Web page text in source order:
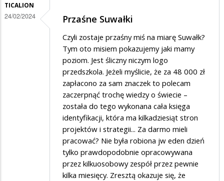
TICALION
24/02/2024 Przaśne Suwałki
Czyli zostaje przaśny miś na miarę Suwałk?
Tym oto misiem pokazujemy jaki mamy
poziom. Jest śliczny niczym logo
przedszkola. Jeżeli myślicie, że za 48 000 zł
zapłacono za sam znaczek to polecam
zaczerpnąć trochę wiedzy o świecie –
została do tego wykonana cała księga
identyfikacji, która ma kilkadziesiąt stron
projektów i strategii... Za darmo mieli
pracować? Nie była robiona jw eden dzień
tylko prawdopodobnie opracowywana
przez kilkuosobowy zespół przez pewnie
kilka miesięcy. Zresztą okazuje się, że